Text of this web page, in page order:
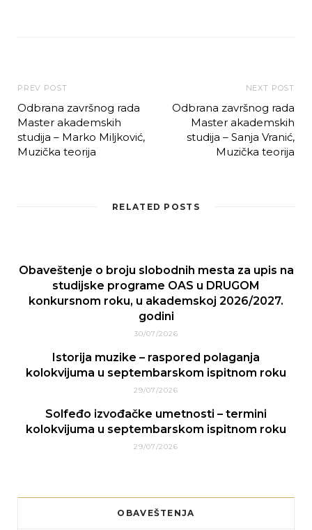
PREV POST
Odbrana završnog rada
Master akademskih
studija – Marko Miljković,
Muzička teorija
NEXT POST
Odbrana završnog rada
Master akademskih
studija – Sanja Vranić,
Muzička teorija
RELATED POSTS
Obaveštenje o broju slobodnih mesta za upis na
studijske programe OAS u DRUGOM
konkursnom roku, u akademskoj 2026/2027.
godini
30/07/2026
Istorija muzike – raspored polaganja
kolokvijuma u septembarskom ispitnom roku
29/07/2026
Solfeđo izvođačke umetnosti – termini
kolokvijuma u septembarskom ispitnom roku
29/07/2026
OBAVEŠTENJA